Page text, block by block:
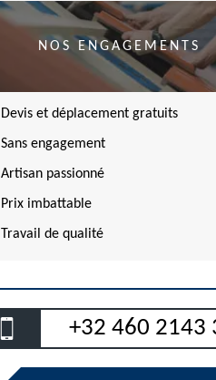
NOS ENGAGEMENTS
Devis et déplacement gratuits
Sans engagement
Artisan passionné
Prix imbattable
Travail de qualité
+32 460 2143